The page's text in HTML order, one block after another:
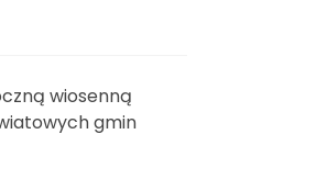
wiosenną
gmin